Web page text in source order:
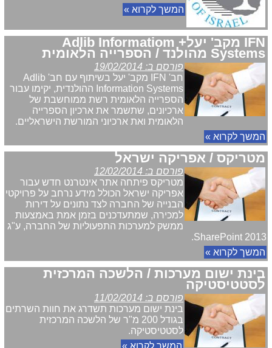
המשך לקרוא »
IFN מקב' יעל+ Adlib Informatiom
Systems מהולנד / הספרייה הלאומית
פורסם ב: 19/02/2014
חב' IFN מקב' יעל בשיתוף עם חב' Adlib
Information Systems ההולנדית, יקימו עבור
הספרייה הלאומית רשת ממוחשבת של
ארכיונים, שתשמר את ארכיון הספרייה
הלאומית ואת ארכיוני המורשת הישראליים.
המשך לקרוא »
מטריקס / אפריקה ישראל
פורסם ב: 12/02/2014
מטריקס פיתחה אתר אינטרנט חדש עבור
אפריקה ישראל הכולל מידע נרחב על פרויקטי
הבנייה של החברה לצד נתונים על דירות
למכירה, שמתעדכנים בזמן אמת באמצעות
ממשק למערכות התפעוליות של החברה, ע"ג
2013 SharePoint.
המשך לקרוא »
בינת ישום מערכות / הלשכה המרכזית
לסטטיסטיקה
פורסם ב: 11/02/2014
בינת ישום מערכות תשדרג את חוות השרתים
בגודל 200 מ"ר של הלשכה המרכזית
לסטטיסטיקה.
המשך לקרוא »